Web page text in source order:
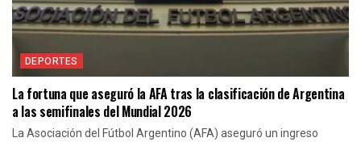
DEPORTES
La fortuna que aseguró la AFA tras la clasificación de Argentina
a las semifinales del Mundial 2026
La Asociación del Fútbol Argentino (AFA) aseguró un ingreso